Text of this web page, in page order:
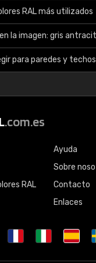
RAL más utilizados
la imagen: gris
para paredes y
.com.es
RAL
Ayuda
Sobre
Contacto
Enlaces